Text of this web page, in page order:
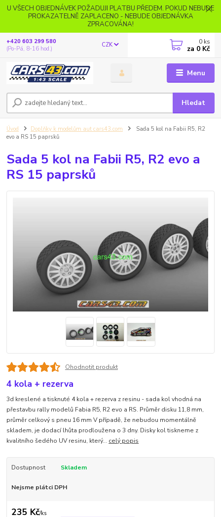
U VŠECH OBJEDNÁVEK POŽADUJI PLATBU PŘEDEM. POKUD NEBUDE
PROKAZATELNĚ ZAPLACENO - NEBUDE OBJEDNÁVKA
ZPRACOVÁNA!
Menu
CZK
Hledat
+420 603 299 580
(Po-Pá, 8-16 hod.)
0 ks
za 0 Kč
Úvod Doplňky k modelům aut cars43.com
Sada 5 kol na Fabii R5, R2
evo a RS 15 paprsků
Sada 5 kol na Fabii R5, R2 evo a
RS 15 paprsků
Ohodnotit produkt
4 kola + rezerva
3d kreslené a tisknuté 4 kola + rezerva z resinu - sada kol vhodná na
přestavbu rally modelů Fabia R5, R2 evo a RS. Průměr disku 11,8 mm,
průměr celkový s pneu 16 mm V případě, že nebudou momentálně
skladem, je dodací lhůta prodloužena o 3 dny. Disky kol tiskneme z
kvalitního šedého UV resinu, který... celý popis
Dostupnost Skladem
Nejsme plátci DPH
235 Kč/ks